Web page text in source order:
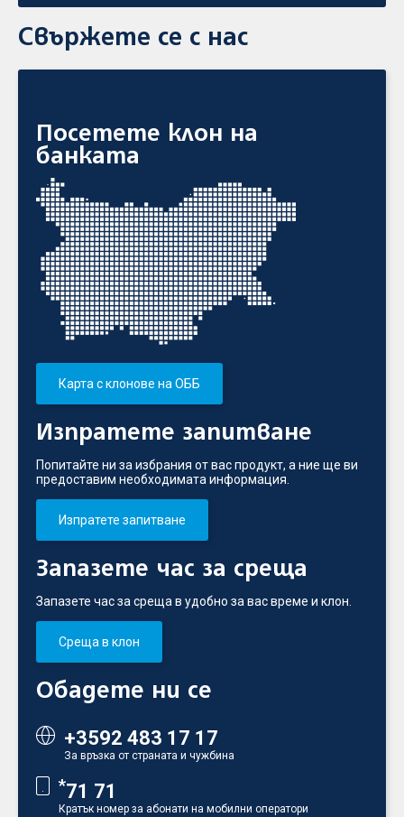
Свържете се с нас
Посетете клон на
банката
Карта с клонове на ОББ
Изпратете запитване
Попитайте ни за избрания от вас продукт, а ние ще ви
предоставим необходимата информация.
Изпратете запитване
Запазете час за среща
Запазете час за среща в удобно за вас време и клон.
Среща в клон
Обадете ни се
+3592 483 17 17
За връзка от страната и чужбина
*71 71
Кратък номер за абонати на мобилни оператори